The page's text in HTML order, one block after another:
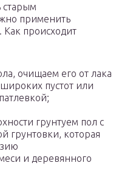
старым
применить
происходит
очищаем его от лака
пустот или
грунтуем пол с
грунтовки, которая
и деревянного